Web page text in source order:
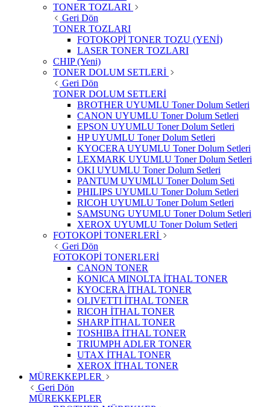
TONER TOZLARI
Geri Dön
TONER TOZLARI
FOTOKOPİ TONER TOZU (YENİ)
LASER TONER TOZLARI
CHIP (Yeni)
TONER DOLUM SETLERİ
Geri Dön
TONER DOLUM SETLERİ
BROTHER UYUMLU Toner Dolum Setleri
CANON UYUMLU Toner Dolum Setleri
EPSON UYUMLU Toner Dolum Setleri
HP UYUMLU Toner Dolum Setleri
KYOCERA UYUMLU Toner Dolum Setleri
LEXMARK UYUMLU Toner Dolum Setleri
OKI UYUMLU Toner Dolum Setleri
PANTUM UYUMLU Toner Dolum Seti
PHILIPS UYUMLU Toner Dolum Setleri
RICOH UYUMLU Toner Dolum Setleri
SAMSUNG UYUMLU Toner Dolum Setleri
XEROX UYUMLU Toner Dolum Setleri
FOTOKOPİ TONERLERİ
Geri Dön
FOTOKOPİ TONERLERİ
CANON TONER
KONICA MINOLTA İTHAL TONER
KYOCERA İTHAL TONER
OLIVETTI İTHAL TONER
RICOH İTHAL TONER
SHARP İTHAL TONER
TOSHIBA İTHAL TONER
TRIUMPH ADLER TONER
UTAX İTHAL TONER
XEROX İTHAL TONER
MÜREKKEPLER
Geri Dön
MÜREKKEPLER